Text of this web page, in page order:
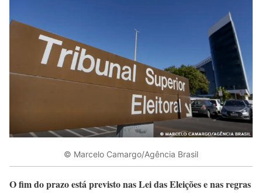
© Marcelo Camargo/Agência Brasil
O fim do prazo está previsto nas Lei das Eleições e nas regras